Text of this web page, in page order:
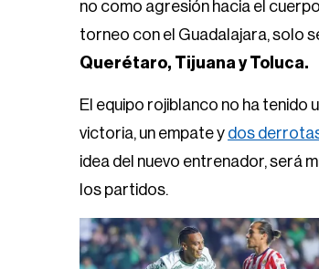
no como agresión hacia el
torneo con el Guadalajara, solo
Querétaro, Tijuana y Toluca.
El equipo rojiblanco no ha tenido
victoria, un empate y dos
idea del nuevo entrenador, será
los partidos.